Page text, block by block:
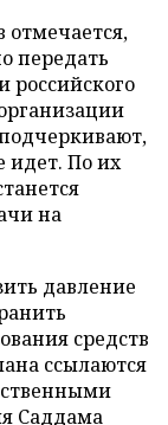
отмечается,
передать
идет. По их
на
давление
средств
ссылаются
Саддама